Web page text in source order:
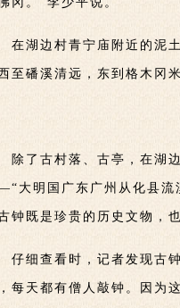
在湖边村青宁庙附近的泥
至磻溪清远，东到格木冈
除了古村落、古亭，在湖
大明国广东广州从化县流
钟既是珍贵的历史文物，
仔细查看时，记者发现古
每天都有僧人敲钟。因为